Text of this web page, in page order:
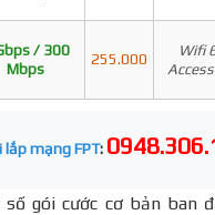
/ 300
Mbps
255.000
Wifi
lắp mạng FPT:
gói cước cơ bản ban